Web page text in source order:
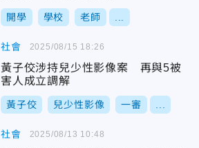
開學 學校 老師
社會
黃子佼涉持兒少性影像案 再與5被
害人成立調解
黃子佼 兒少性影像 一審
2025/08/15 18:26
社會 2025/08/13 10:48